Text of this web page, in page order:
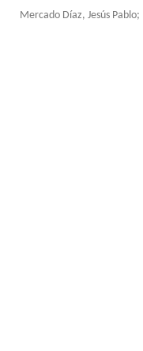
Mercado Díaz, Jesús Pablo;